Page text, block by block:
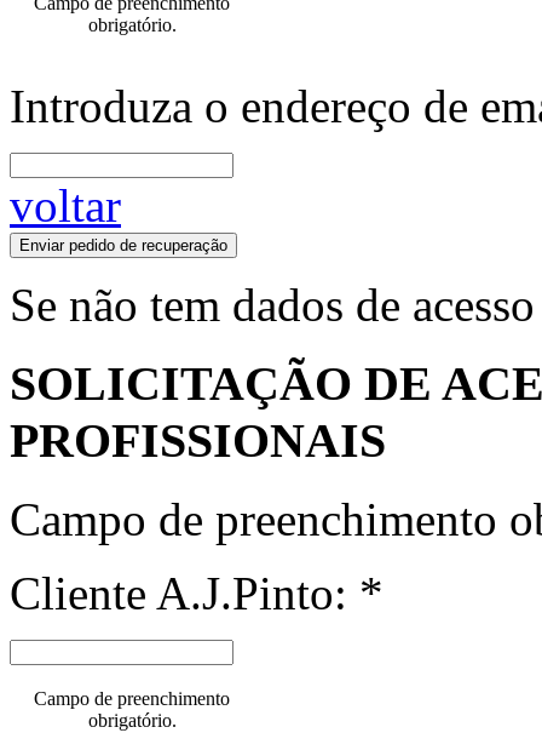
obrigatório.
Introduza o endereço de
voltar
Enviar pedido de recuperação
Se não tem dados de
SOLICITAÇÃO DE
PROFISSIONAIS
Campo de preenchimento
Cliente A.J.Pinto: *
Campo de preenchimento
obrigatório.